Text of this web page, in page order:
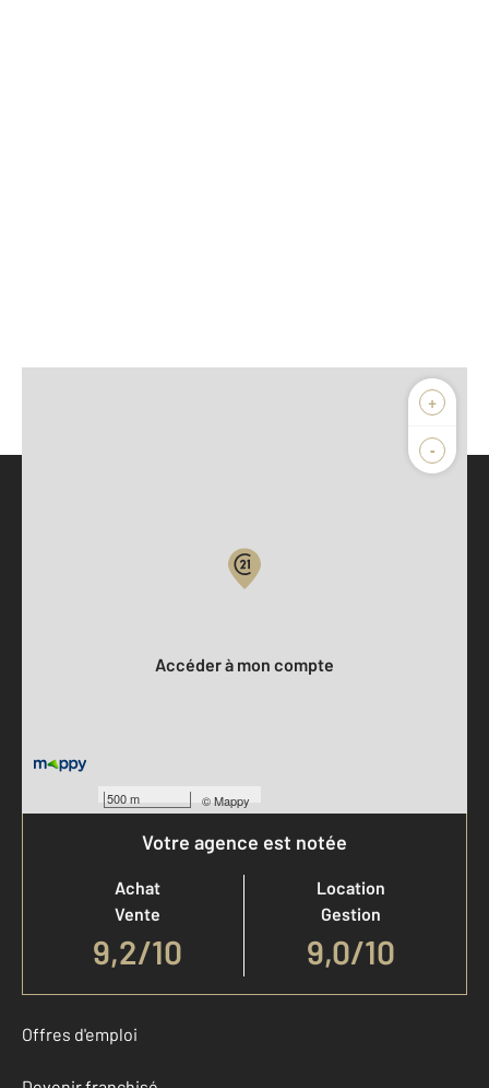
+
-
500 m ©Mappy
Accéder à mon compte
Votre agence est notée
Achat
Vente
9,2/10
Location
Gestion
9,0/10
Offres d'emploi